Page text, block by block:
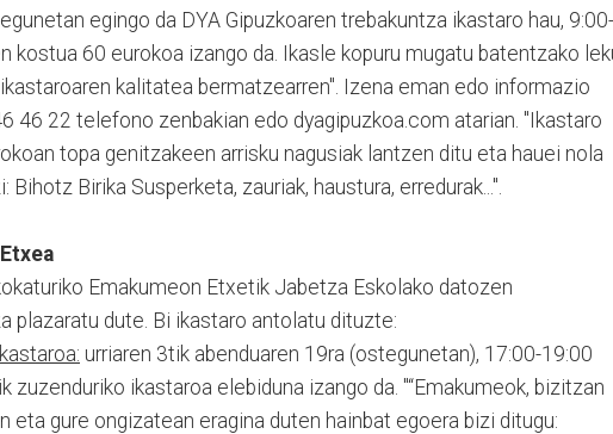
egingo da DYA Gipuzkoaren trebakuntza ikastaro hau, 9:00-
kostua 60 eurokoa izango da. Ikasle kopuru mugatu batentzako
kalitatea bermatzearren". Izena eman edo informazio
46 22 telefono zenbakian edo dyagipuzkoa.com atarian. "Ikastaro
topa genitzakeen arrisku nagusiak lantzen ditu eta hauei nola
Birika Susperketa, zauriak, haustura, erredurak...".
Emakumeon Etxetik Jabetza Eskolako datozen
plazaratu dute. Bi ikastaro antolatu dituzte:
urriaren 3tik abenduaren 19ra (ostegunetan), 17:00-19:00
zuzenduriko ikastaroa elebiduna izango da. "“Emakumeok, bizitzan
eta gure ongizatean eragina duten hainbat egoera bizi ditugu: